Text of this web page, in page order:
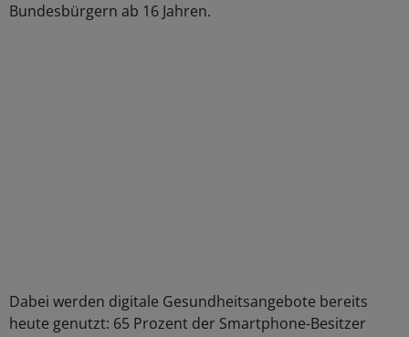
Bundesbürgern ab 16 Jahren.
Dabei werden digitale Gesundheitsangebote bereits
heute genutzt: 65 Prozent der Smartphone-Besitzer